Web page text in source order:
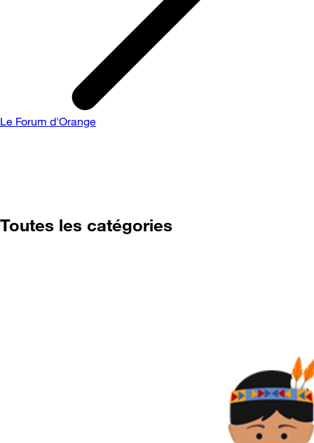
Le Forum d'Orange
Toutes les catégories